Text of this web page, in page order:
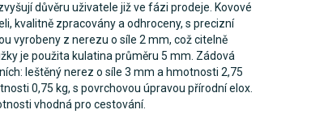
důvěru uživatele již ve fázi prodeje. Kovové
kvalitně zpracovány a odhroceny, s precizní
vyrobeny z nerezu o síle 2 mm, což citelně
je použita kulatina průměru 5 mm. Zádová
leštěný nerez o síle 3 mm a hmotnosti 2,75
0,75 kg, s povrchovou úpravou přírodní elox.
vhodná pro cestování.